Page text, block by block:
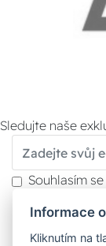
Sledujte naše
Souhlasím
Více
údajů .
Informace
Kliknutím na